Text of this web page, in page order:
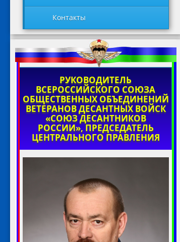
Контакты
РУКОВОДИТЕЛЬ
ВСЕРОССИЙСКОГО СОЮЗА
ОБЩЕСТВЕННЫХ ОБЪЕДИНЕНИЙ
ВЕТЕРАНОВ ДЕСАНТНЫХ ВОЙСК
«СОЮЗ ДЕСАНТНИКОВ
РОССИИ», ПРЕДСЕДАТЕЛЬ
ЦЕНТРАЛЬНОГО ПРАВЛЕНИЯ